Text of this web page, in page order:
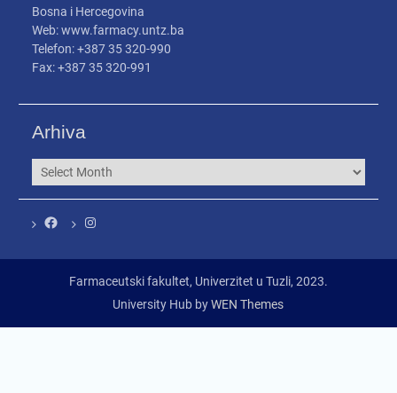
Bosna i Hercegovina
Web: www.farmacy.untz.ba
Telefon: +387 35 320-990
Fax: +387 35 320-991
Arhiva
Arhiva
FacebookInstagram
Farmaceutski fakultet, Univerzitet u Tuzli, 2023.
University Hub byWEN Themes